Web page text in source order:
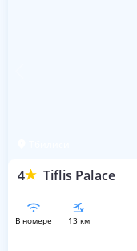
4 Tiflis Palace
в номере 13 км